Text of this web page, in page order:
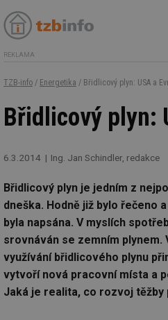
REKLAMA
TZB-info / Energetika / Břidlicový plyn: USA a
Břidlicový plyn:
6.3.2014 Ing. Jan Schindler, redakce
Břidlicový plyn je jedním z
dneška. Hodně již bylo řečeno
byla napsána. V myslích
srovnáván se zemním plynem.
využívání břidlicového plynu
vytvoří nová pracovní místa a
Jaká je realita, co rozvoj těžby